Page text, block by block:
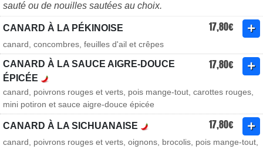
sauté ou de nouilles sautées au choix.
CANARD À LA PÉKINOISE 17,80€
canard, concombres, feuilles d'ail et crêpes
CANARD À LA SAUCE AIGRE-DOUCE
ÉPICÉE
17,80€
canard, poivrons rouges et verts, pois mange-tout, carottes rouges,
mini potiron et sauce aigre-douce épicée
CANARD À LA SICHUANAISE 17,80€
canard, poivrons rouges et verts, oignons, brocolis, pois mange-tout,